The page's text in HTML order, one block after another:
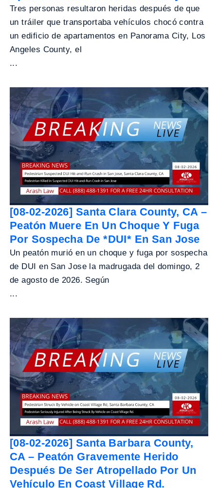
Tres personas resultaron heridas después de que
un tráiler que transportaba vehículos chocó contra
un edificio de apartamentos en Panorama City, Los
Angeles County, el
...
[08-02-2026] Santa Clara County, CA –
Peatón Muere En Un Choque Y Fuga
Por Sospecha De *DUI* En San Jose
Un peatón murió en un choque y fuga por sospecha
de DUI en San Jose la madrugada del domingo, 2
de agosto de 2026. Según
...
[08-02-2026] Santa Barbara County,
CA – Peatón Gravemente Herido
Después De Ser Atropellado Por Un
Vehículo En Coast Village Rd.